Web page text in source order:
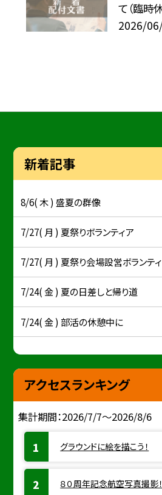
て（臨時
2026/
新着記事
8/6( 木 ) 盛夏の群像
7/27( 月 ) 夏祭りボランティア
7/27( 月 ) 夏祭り会場設営ボランテ
7/24( 金 ) 夏の日差しと帰り道
7/24( 金 ) 部活の休憩中に
アクセスランキング
集計期間：2026/7/7～2026/8/6
グラウンドに絵を描こう！
８０周年記念航空写真撮影！